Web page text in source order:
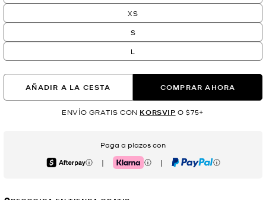
XS
S
L
AÑADIR A LA CESTA COMPRAR AHORA
ENVÍO GRATIS CON KORSVIP O $75+
Paga a plazos con
Afterpay | Klarna | PayPal